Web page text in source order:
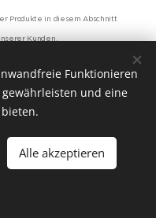
Produkte in diesem Abschnitt
Kunden.
Cookies
Funktionieren
und eine
Alle akzeptieren